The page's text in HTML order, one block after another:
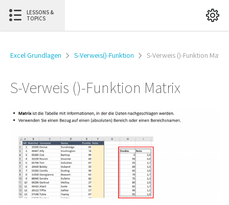
LESSONS &
TOPICS
Excel Grundlagen S-Verweis()-Funktion S-Verweis ()-Funktion Matrix
S-Verweis ()-Funktion Matrix